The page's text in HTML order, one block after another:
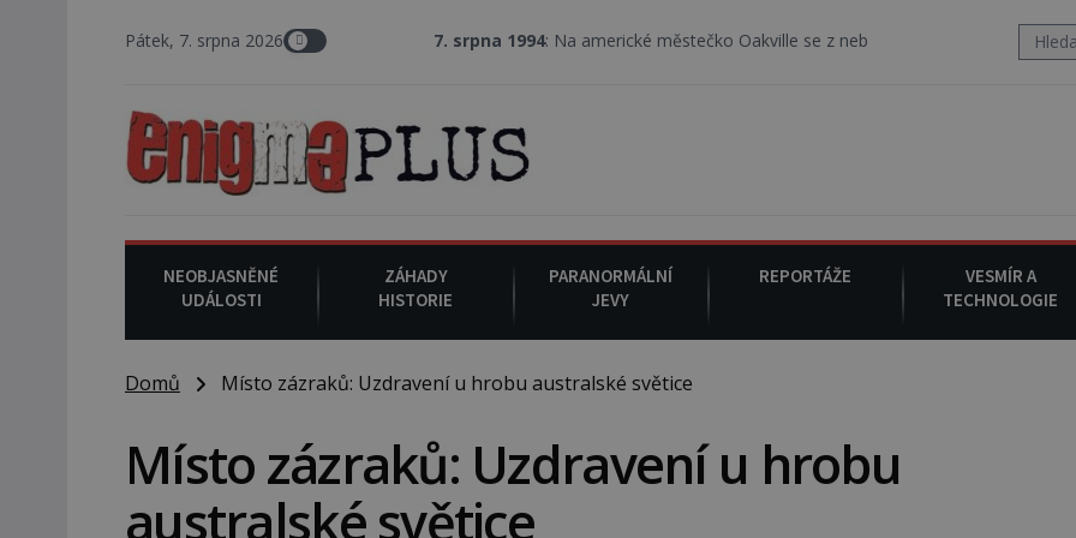
Pátek, 7. srpna 2026 7. srpna 1994 : Na americké městečko Oakville se z nebe snáší podivná rosolovitá látka
NEOBJASNĚNÉ
UDÁLOSTI
ZÁHADY
HISTORIE
PARANORMÁLNÍ
JEVY
REPORTÁŽE
VESMÍR A
TECHNOLOGIE
Domů Místo zázraků: Uzdravení u hrobu australské světice
Místo zázraků: Uzdravení u hrobu
australské světice